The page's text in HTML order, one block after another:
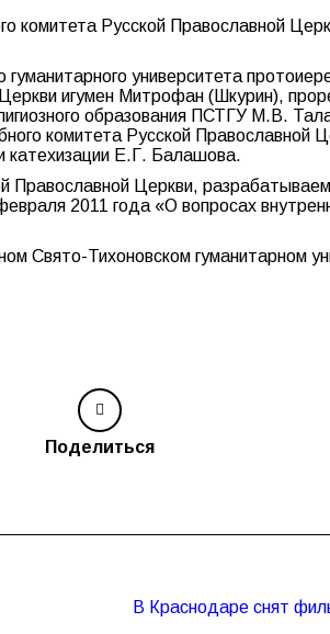
комитета Русской Православной
гуманитарного университета
игумен Митрофан (Шкурин),
образования ПСТГУ М.В.
комитета Русской Православной
катехизации Е.Г. Балашова.
Православной Церкви,
2011 года «О вопросах
Свято-Тихоновском гуманитарном
Поделиться
Следующая
В Краснодаре снят